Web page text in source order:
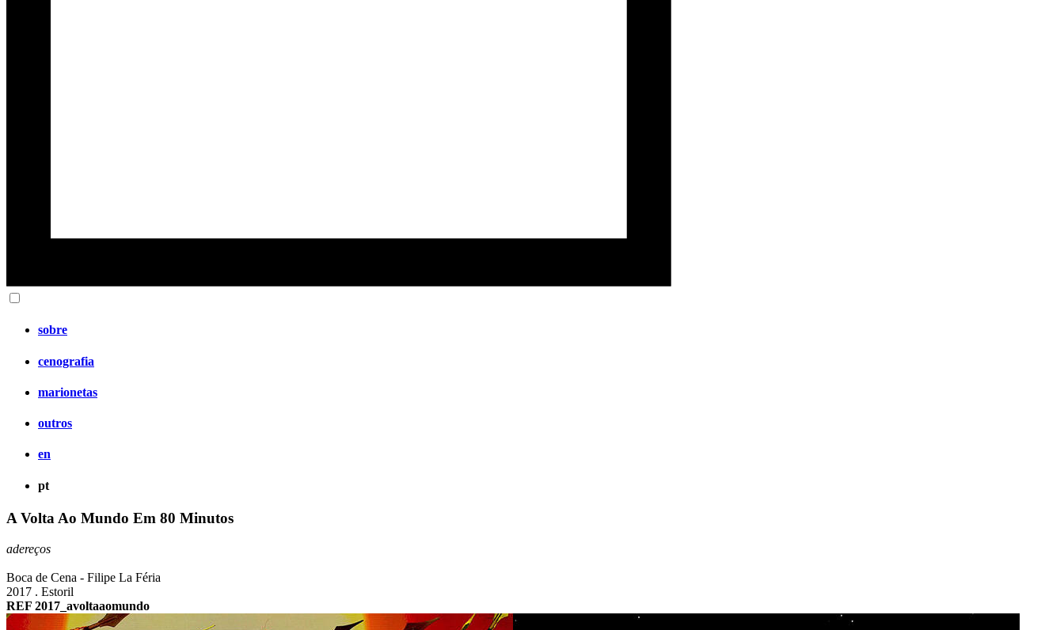
sobre
cenografia
marionetas
outros
en
pt
A Volta Ao Mundo Em 80 Minutos
adereços
Boca de Cena - Filipe La Féria
2017 . Estoril
REF 2017_avoltaaomundo